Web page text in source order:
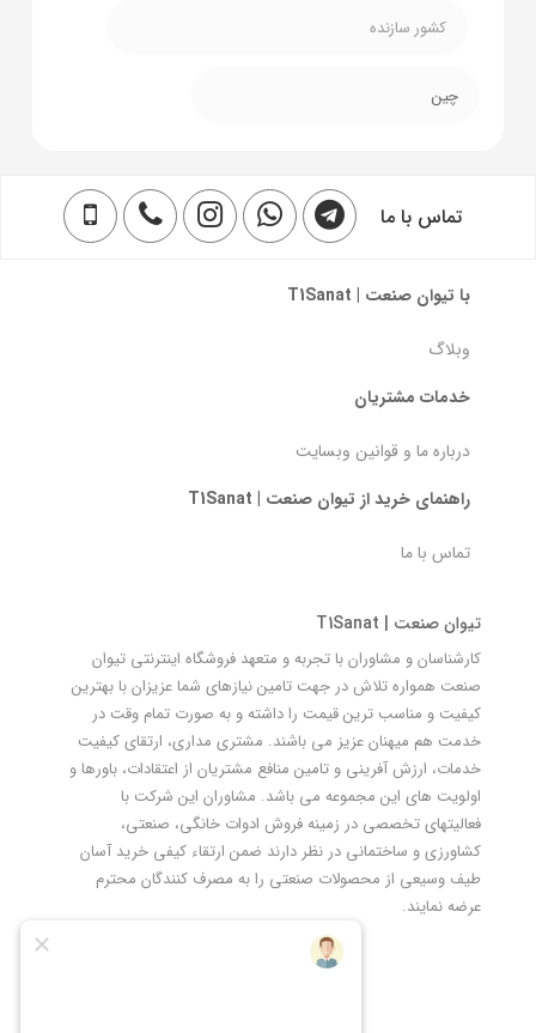
کشور سازنده
چین
تماس با ما
با تیوان صنعت | T1Sanat
وبلاگ
خدمات مشتریان
درباره ما و قوانین وبسایت
راهنمای خرید از تیوان صنعت | T1Sanat
تماس با ما
تیوان صنعت | T1Sanat
کارشناسان و مشاوران با تجربه و متعهد فروشگاه اینترنتی تیوان
صنعت همواره تلاش در جهت تامین نیازهای شما عزیزان با بهترین
کیفیت و مناسب ترین قیمت را داشته و به صورت تمام وقت در
خدمت هم میهنان عزیز می باشند. مشتری مداری، ارتقای کیفیت
خدمات، ارزش آفرینی و تامین منافع مشتریان از اعتقادات، باورها و
اولویت های این مجموعه می باشد. مشاوران این شرکت با
فعالیتهای تخصصی در زمینه فروش ادوات خانگی، صنعتی،
کشاورزی و ساختمانی در نظر دارند ضمن ارتقاء کیفی خرید آسان
طیف وسیعی از محصولات صنعتی را به مصرف کنندگان محترم
عرضه نمایند.